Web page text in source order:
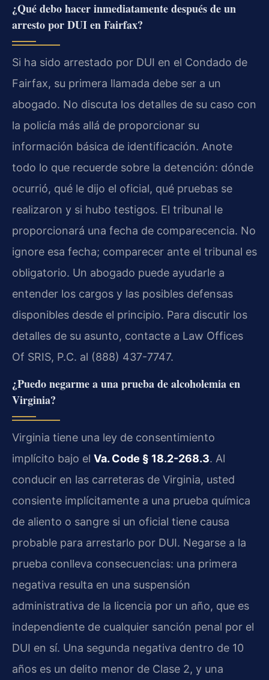
¿Qué debo hacer inmediatamente después de un
arresto por DUI en Fairfax?
Si ha sido arrestado por DUI en el Condado de
Fairfax, su primera llamada debe ser a un
abogado. No discuta los detalles de su caso con
la policía más allá de proporcionar su
información básica de identificación. Anote
todo lo que recuerde sobre la detención: dónde
ocurrió, qué le dijo el oficial, qué pruebas se
realizaron y si hubo testigos. El tribunal le
proporcionará una fecha de comparecencia. No
ignore esa fecha; comparecer ante el tribunal es
obligatorio. Un abogado puede ayudarle a
entender los cargos y las posibles defensas
disponibles desde el principio. Para discutir los
detalles de su asunto, contacte a Law Offices
Of SRIS, P.C. al (888) 437-7747.
¿Puedo negarme a una prueba de alcoholemia en
Virginia?
Virginia tiene una ley de consentimiento
implícito bajo el Va. Code § 18.2-268.3. Al
conducir en las carreteras de Virginia, usted
consiente implícitamente a una prueba química
de aliento o sangre si un oficial tiene causa
probable para arrestarlo por DUI. Negarse a la
prueba conlleva consecuencias: una primera
negativa resulta en una suspensión
administrativa de la licencia por un año, que es
independiente de cualquier sanción penal por el
DUI en sí. Una segunda negativa dentro de 10
años es un delito menor de Clase 2, y una